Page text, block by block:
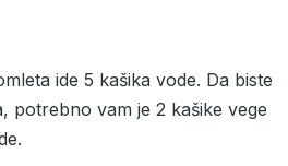
ide 5 kašika vode. Da biste
potrebno vam je 2 kašike vege